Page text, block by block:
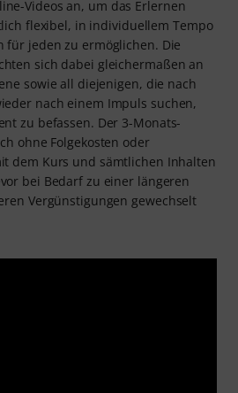
Videos an, um das Erlernen
flexibel, in individuellem Tempo
für jeden zu ermöglichen. Die
sich dabei gleichermaßen an
sowie all diejenigen, die nach
nach einem Impuls suchen,
zu befassen. Der 3-Monats-
ohne Folgekosten oder
dem Kurs und sämtlichen Inhalten
bei Bedarf zu einer längeren
Vergünstigungen gewechselt